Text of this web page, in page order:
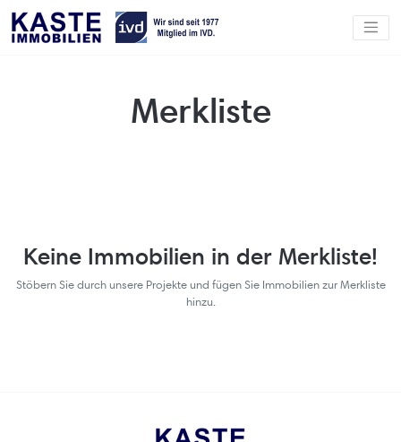
Merkliste
Keine Immobilien in der Merkliste!
Stöbern Sie durch unsere Projekte und fügen Sie Immobilien zur Merkliste
hinzu.